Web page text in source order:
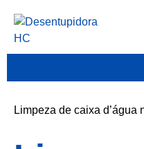
Limpeza de caixa